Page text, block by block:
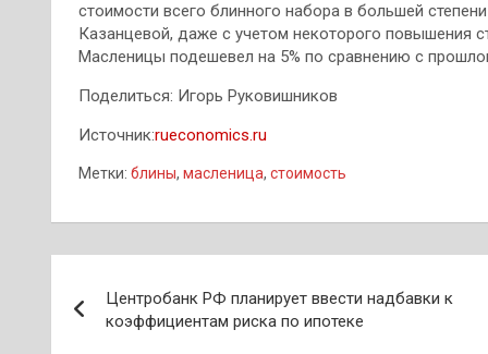
стоимости всего блинного набора в большей
Казанцевой, даже с учетом некоторого повышения
Масленицы подешевел на 5% по сравнению с
Поделиться: Игорь Руковишников
Источник:rueconomics.ru
Метки: блины, масленица, стоимость
по
Центробанк РФ планирует ввести надбавки к
коэффициентам риска по ипотеке